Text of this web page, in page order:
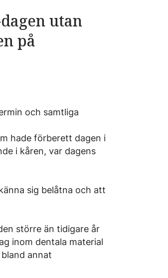
utan
på
och samtliga
hade förberett dagen i
i kåren, var dagens
sig belåtna och att
större än tidigare år
inom dentala material
annat